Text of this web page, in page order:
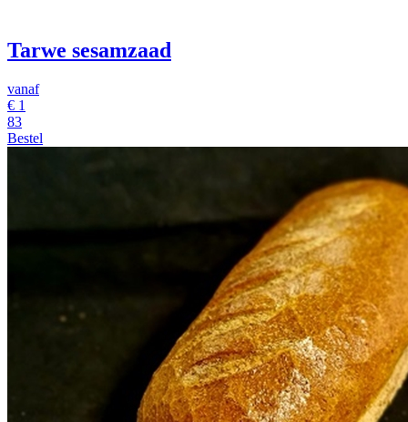
Tarwe sesamzaad
vanaf
€ 1
83
Bestel